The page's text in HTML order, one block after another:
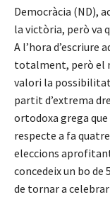
Democràcia (ND),
la victòria, però va
A l’hora
totalment, però el
valori la possibilitat
partit d’extrema
ortodoxa grega
respecte a fa
eleccions
concedeix un bo de
de tornar a